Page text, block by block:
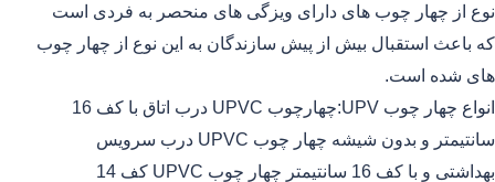
نوع از چهار چوب های دارای ویزگی های منحصر به فردی است
که باعث استقبال بیش از پیش سازندگان به این نوع از چهار چوب
های شده است.
انواع چهار چوب UPV:چهارچوب UPVC درب اتاق با کف 16
سانتیمتر و بدون شیشه چهار چوب UPVC درب سرویس
بهداشتی و با کف 16 سانتیمتر چهار چوب UPVC کف 14